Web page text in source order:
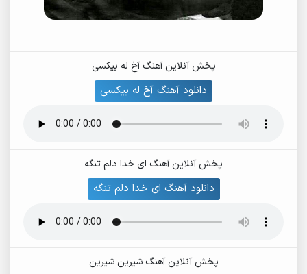
پخش آنلاین آهنگ آخ له بیکسی
دانلود آهنگ آخ له بیکسی
پخش آنلاین آهنگ ای خدا دلم تنگه
دانلود آهنگ ای خدا دلم تنگه
پخش آنلاین آهنگ شیرین شیرین